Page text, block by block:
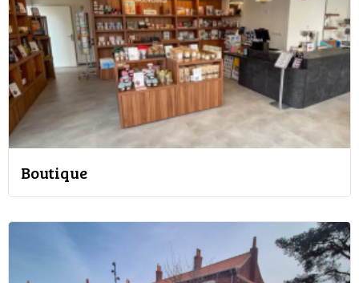
Boutique